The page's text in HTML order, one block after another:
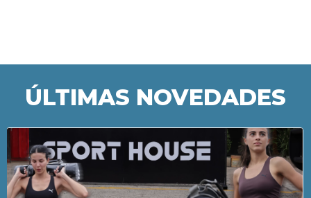
ÚLTIMAS NOVEDADES